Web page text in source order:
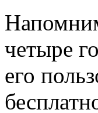
четыре
его